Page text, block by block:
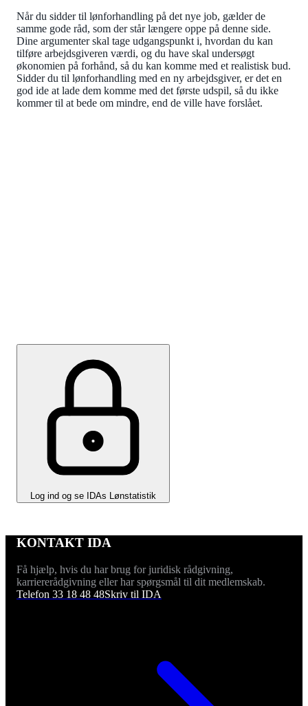
Når du sidder til lønforhandling på det nye job, gælder de
samme gode råd, som der står længere oppe på denne side.
Dine argumenter skal tage udgangspunkt i, hvordan du kan
tilføre arbejdsgiveren værdi, og du have skal undersøgt
økonomien på forhånd, så du kan komme med et realistisk bud.
Sidder du til lønforhandling med en ny arbejdsgiver, er det en
god ide at lade dem komme med det første udspil, så du ikke
kommer til at bede om mindre, end de ville have forslået.
Log ind og se IDAs Lønstatistik
KONTAKT IDA
Få hjælp, hvis du har brug for juridisk rådgivning,
karriererådgivning eller har spørgsmål til dit medlemskab.
Telefon 33 18 48 48Skriv til IDA